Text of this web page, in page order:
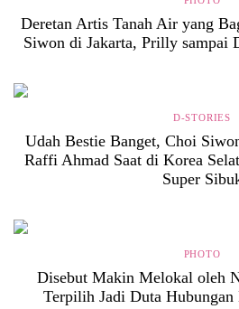
Deretan Artis Tanah Air yang
Siwon di Jakarta, Prilly sampai
D-STORIES
Udah Bestie Banget, Choi
Raffi Ahmad Saat di Korea
Super
PHOTO
Disebut Makin Melokal oleh
Terpilih Jadi Duta